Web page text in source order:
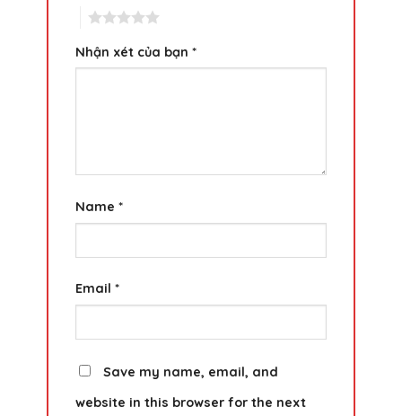
Nhận xét của bạn *
Name *
Email *
Save my name, email, and
website in this browser for the next